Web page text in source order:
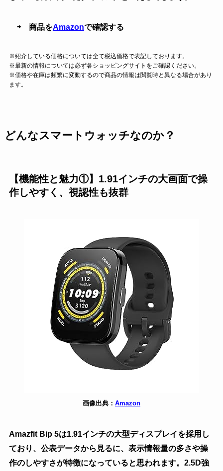
⇨ 商品をAmazonで確認する
※紹介している価格については全て税込価格で表記しております。
※最新の情報については必ず各ショッピングサイトをご確認ください。
※価格や在庫は頻繁に変動するので商品の情報は閲覧時と異なる場合があり
ます。
どんなスマートウォッチなのか？
【機能性と魅力①】1.91インチの大画面で操
作しやすく、視認性も抜群
画像出典： Amazon
Amazfit Bip 5は1.91インチの大型ディスプレイを採用し
ており、公表データから見るに、表示情報量の多さや操
作のしやすさが特徴になっていると思われます。2.5D強